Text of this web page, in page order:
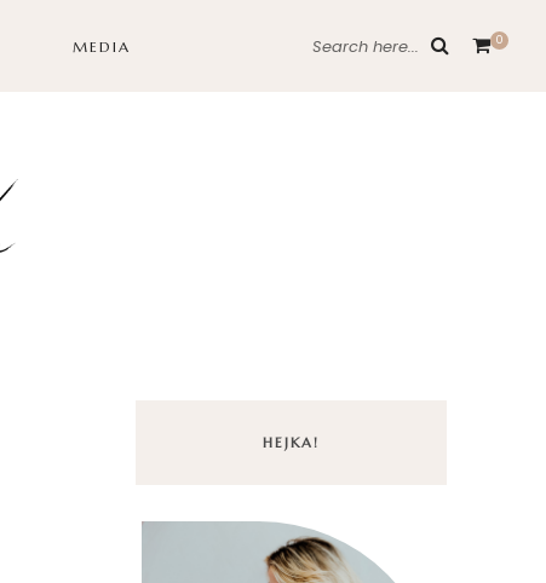
MEDIA Search here... 0
HEJKA!